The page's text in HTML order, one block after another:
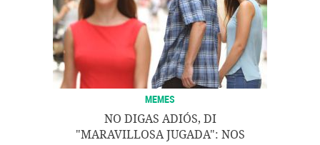
MEMES
NO DIGAS ADIÓS, DI
"MARAVILLOSA JUGADA": NOS